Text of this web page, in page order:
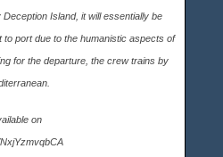
Island, it will essentially be
to port due to the humanistic aspects of
for the departure, the crew trains by
on